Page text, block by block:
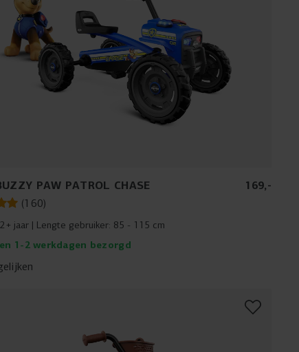
PAW PATROL CHASE 169,-
(160)
2+ jaar Lengte gebruiker: 85 - 115 cm
1-2 werkdagen bezorgd